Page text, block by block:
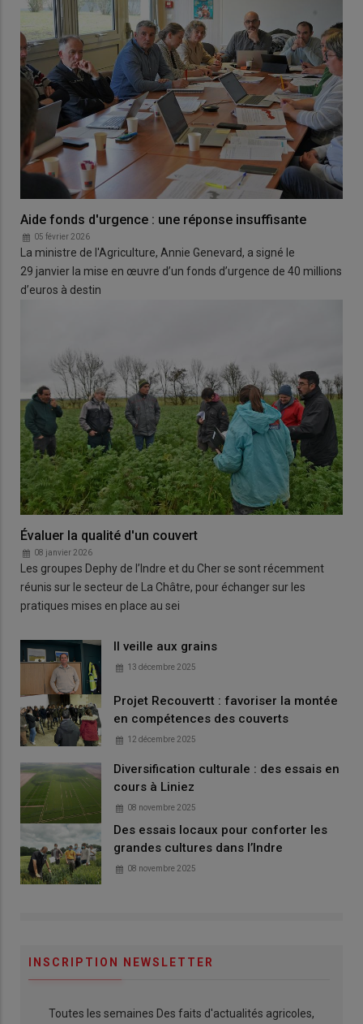
Aide fonds d'urgence : une réponse insuffisante
05 février 2026
La ministre de l'Agriculture, Annie Genevard, a signé le
29 janvier la mise en œuvre d’un fonds d’urgence de 40 millions
d’euros à destin
Évaluer la qualité d'un couvert
08 janvier 2026
Les groupes Dephy de l’Indre et du Cher se sont récemment
réunis sur le secteur de La Châtre, pour échanger sur les
pratiques mises en place au sei
Il veille aux grains
13 décembre 2025
Projet Recouvertt : favoriser la montée
en compétences des couverts
12 décembre 2025
Diversification culturale : des essais en
cours à Liniez
08 novembre 2025
Des essais locaux pour conforter les
grandes cultures dans l’Indre
08 novembre 2025
INSCRIPTION NEWSLETTER
Toutes les semaines Des faits d'actualités agricoles,